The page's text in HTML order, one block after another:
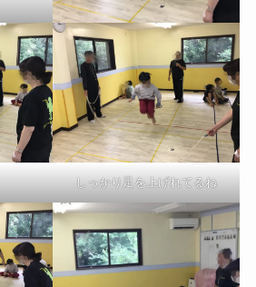
しっかり足を上げれてるね